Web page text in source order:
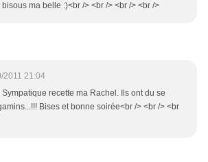
bisous ma belle :)<br /> <br /> <br /> <br />
2011 21:04
Sympatique recette ma Rachel. Ils ont du se
Bises et bonne soirée<br /> <br /> <br